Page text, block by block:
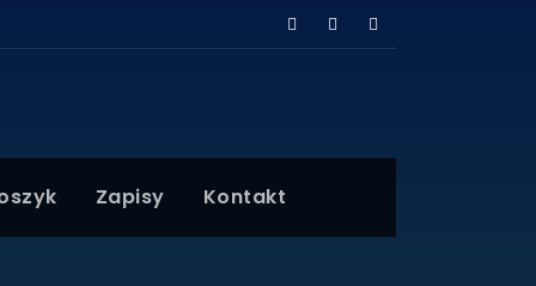
Zapisy Kontakt